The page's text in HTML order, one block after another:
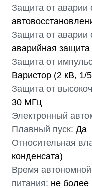
Защита от аварии
Защита от аварии
аварийная защита
Защита от
Варистор (2 кВ, 1/
Защита от
30 МГц
Электронный
Плавный пуск: Да
Относительная
конденсата)
Время
питания: не более